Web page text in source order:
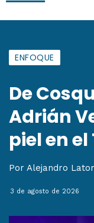
ENFOQUE
De
Adrián
piel en
Por Alejandro
3 de agosto de 2026